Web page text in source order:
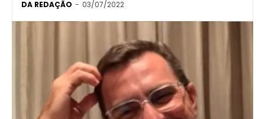
DA REDAÇÃO - 03/07/2022